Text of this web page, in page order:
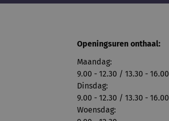
Openingsuren onthaal:
Maandag:
9.00 - 12.30 / 13.30 - 16.00
Dinsdag:
9.00 - 12.30 / 13.30 - 16.00
Woensdag: